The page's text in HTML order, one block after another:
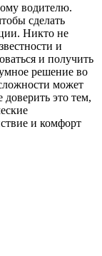
водителю.
сделать
Никто не
и
и получить
решение во
может
это тем,
и комфорт